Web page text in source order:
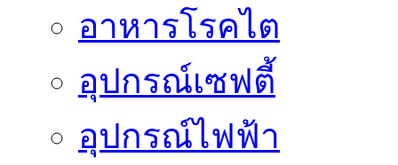
อาหารโรคไต
อุปกรณ์เซฟตี้
อุปกรณ์ไฟฟ้า